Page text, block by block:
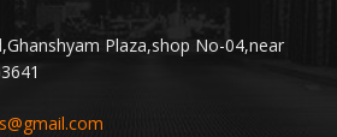
Plaza,shop No-04,near